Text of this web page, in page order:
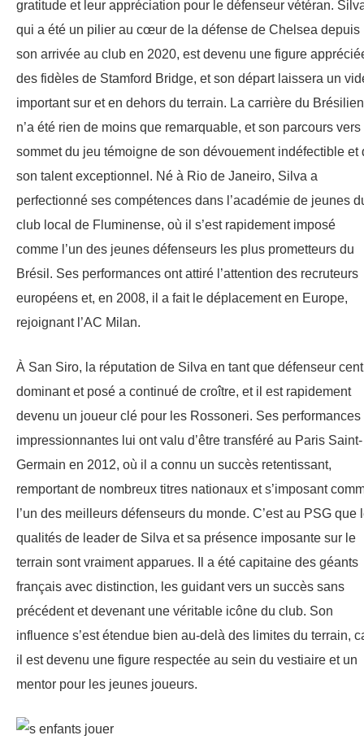
gratitude et leur appréciation pour le défenseur vétéran.
qui a été un pilier au cœur de la défense de Chelsea depuis
son arrivée au club en 2020, est devenu une figure
des fidèles de Stamford Bridge, et son départ laissera un
important sur et en dehors du terrain. La carrière du Brésilien
n’a été rien de moins que remarquable, et son parcours vers
sommet du jeu témoigne de son dévouement indéfectible et
son talent exceptionnel. Né à Rio de Janeiro, Silva a
perfectionné ses compétences dans l’académie de jeunes
club local de Fluminense, où il s’est rapidement imposé
comme l’un des jeunes défenseurs les plus prometteurs du
Brésil. Ses performances ont attiré l’attention des recruteurs
européens et, en 2008, il a fait le déplacement en Europe,
rejoignant l’AC Milan.
À San Siro, la réputation de Silva en tant que défenseur
dominant et posé a continué de croître, et il est rapidement
devenu un joueur clé pour les Rossoneri. Ses performances
impressionnantes lui ont valu d’être transféré au Paris Saint-
Germain en 2012, où il a connu un succès retentissant,
remportant de nombreux titres nationaux et s’imposant
l’un des meilleurs défenseurs du monde. C’est au PSG que
qualités de leader de Silva et sa présence imposante sur le
terrain sont vraiment apparues. Il a été capitaine des géants
français avec distinction, les guidant vers un succès sans
précédent et devenant une véritable icône du club. Son
influence s’est étendue bien au-delà des limites du terrain,
il est devenu une figure respectée au sein du vestiaire et un
mentor pour les jeunes joueurs.